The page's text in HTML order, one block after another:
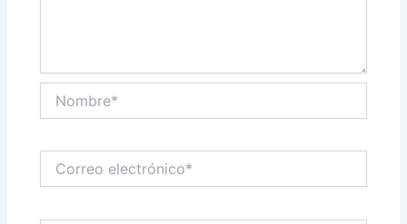
electrónico*